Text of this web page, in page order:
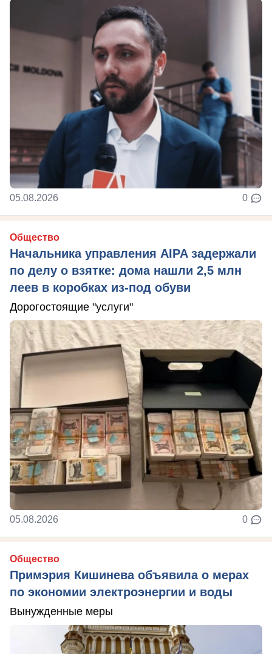
05.08.2026 0
Общество
Начальника управления AIPA задержали
по делу о взятке: дома нашли 2,5 млн
леев в коробках из-под обуви
Дорогостоящие "услуги"
05.08.2026 0
Общество
Примэрия Кишинева объявила о мерах
по экономии электроэнергии и воды
Вынужденные меры